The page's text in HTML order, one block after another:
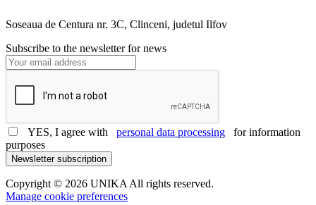
Soseaua de Centura nr. 3C, Clinceni, judetul Ilfov
Subscribe to the newsletter for news
YES, I agree with personal data processing for information
purposes
Newsletter subscription
Copyright © 2026 UNIKA All rights reserved.
Manage cookie preferences